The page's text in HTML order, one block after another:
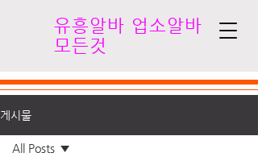
유흥알바 업소알바
모든것
게시물
All Posts